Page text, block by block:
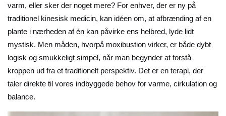
varm, eller sker der noget mere? For enhver, der er ny på
traditionel kinesisk medicin, kan idéen om, at afbrænding af en
plante i nærheden af én kan påvirke ens helbred, lyde lidt
mystisk. Men måden, hvorpå moxibustion virker, er både dybt
logisk og smukkeligt simpel, når man begynder at forstå
kroppen ud fra et traditionelt perspektiv. Det er en terapi, der
taler direkte til vores indbyggede behov for varme, cirkulation og
balance.